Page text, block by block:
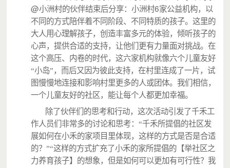
@小洲村的伙伴结束后分享：小洲村6家公益机构，以
不同的方式陪伴着不同阶段、不同特质的孩子。这里的
大人用心理解孩子，创造丰富多元的体验，倾听孩子的
心声，提供合适的支持，让他们更有力量面对挑战。在
这个高压、内卷的时代，这六家机构就像六个儿童友好
“小岛”，而后又因为彼此支持，在村里连成了一片，试
图慢慢地连接和影响村里更多的人或团体。我们相信，
一个儿童友好的社区，能让每个人都更加幸福。
除了伙伴们的思考和行动，这次活动引发了千禾工
作人员们非常多的讨论和思考：“千禾所提倡的社区发
展如何在小禾的家项目里体现，这样的方式是否是合适
的？”“这样的方式扩充了小禾的家所提倡的【举社区之
力养育孩子】的想象，但是如何可以更加有可行性？我